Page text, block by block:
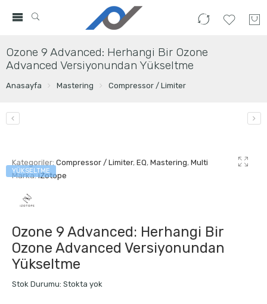
Ozone 9 Advanced: Herhangi Bir Ozone
Advanced Versiyonundan Yükseltme
Anasayfa Mastering Compressor / Limiter
YÜKSELTME
Kategoriler: Compressor / Limiter, EQ, Mastering, Multi
Marka:iZotope
Ozone 9 Advanced: Herhangi Bir
Ozone Advanced Versiyonundan
Yükseltme
Stok Durumu: Stokta yok